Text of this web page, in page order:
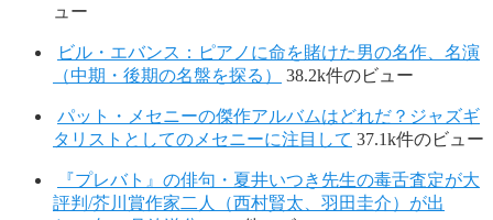
ュー
ビル・エバンス：ピアノに命を賭けた男の名作、名演
（中期・後期の名盤を探る）
38.2k件のビュー
パット・メセニーの傑作アルバムはどれだ？ジャズギ
タリストとしてのメセニーに注目して 37.1k件のビュー
『プレバト』の俳句・夏井いつき先生の毒舌査定が大
評判/芥川賞作家二人（西村賢太、羽田圭介）が出